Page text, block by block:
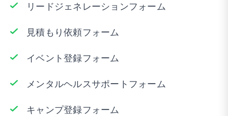
リードジェネレーションフォーム
見積もり依頼フォーム
イベント登録フォーム
メンタルヘルスサポートフォーム
キャンプ登録フォーム